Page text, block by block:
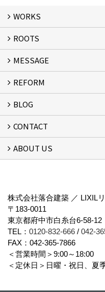
WORKS
WORKS
ROOTS
ROOTS
MESSAGE
MESSAGE
FLOW
REFORM
リフォーム
BLOG
スタッフブログ
CONTACT
フォームで問い合わせる
ABOUT US
株式会社落合建築 ／ LIXIL
〒183-0011
東京都府中市白糸台6-58-12
TEL： 0120-832-666 / 042-
FAX：042-365-7866
＜営業時間＞9:00～18:00
＜定休日＞日曜・祝日、夏